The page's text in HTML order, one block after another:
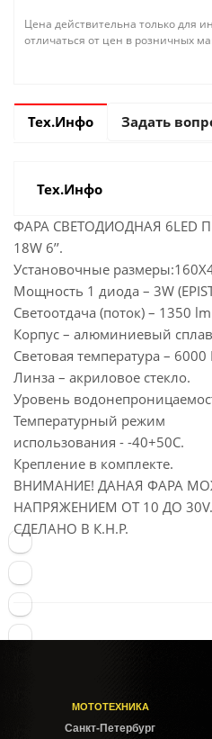
Цена действительна только для
отличаться от цен в розничных
Тех.Инфо Задать
Тех.Инфо
ФАРА СВЕТОДИОДНАЯ 6LED
18W 6’’.
Установочные
Мощность 1 диода – 3W
Светоотдача (поток) – 1350
Корпус – алюминиевый
Световая температура – 6000
Линза – акриловое стекло.
Уровень
Температурный режим
использования - -40+50С.
Крепление в комплекте.
ВНИМАНИЕ! ДАНАЯ ФАРА
НАПРЯЖЕНИЕМ ОТ 10 ДО 30V.
СДЕЛАНО В К.Н.Р.
МОТОТЕХНИКА
Cанкт-Петербург